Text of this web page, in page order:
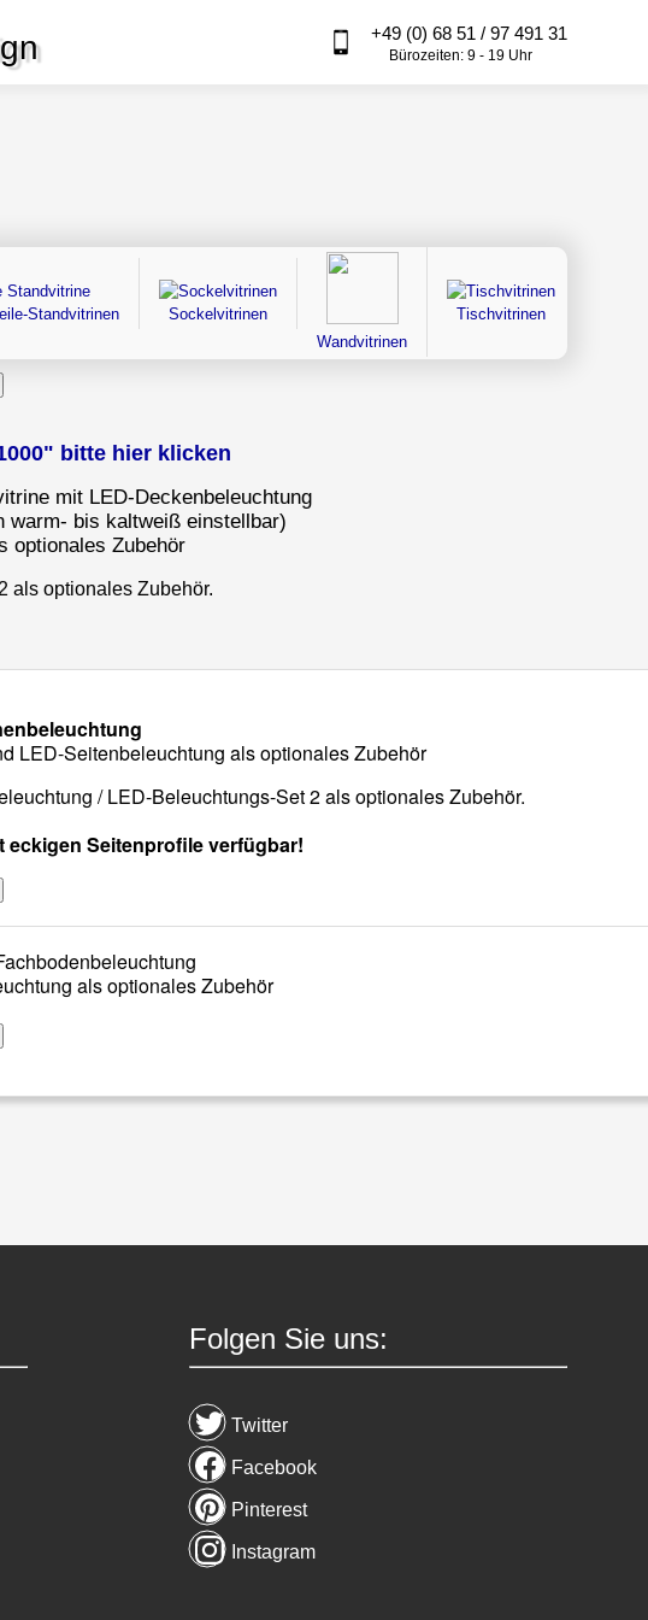
+49 (0) 68 51 / 97 491 31
Bürozeiten: 9 - 19 Uhr
Standvitrinen
Sockelvitrinen
Wandvitrinen
Tischvitrinen
bitte hier klicken
mit LED-Deckenbeleuchtung
warm- bis kaltweiß einstellbar)
optionales Zubehör
als optionales Zubehör.
LED-Seitenbeleuchtung als optionales Zubehör
/ LED-Beleuchtungs-Set 2 als optionales Zubehör.
eckigen Seitenprofile verfügbar!
als optionales Zubehör
Folgen Sie uns:
Twitter
Facebook
Pinterest
Instagram